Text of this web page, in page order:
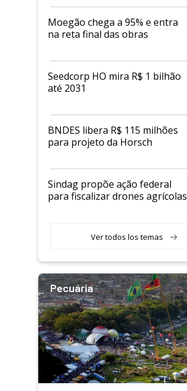
Moegão chega a 95% e entra
na reta final das obras
Seedcorp HO mira R$ 1 bilhão
até 2031
BNDES libera R$ 115 milhões
para projeto da Horsch
Sindag propõe ação federal
para fiscalizar drones agrícolas
Ver todos los temas
Pecuária